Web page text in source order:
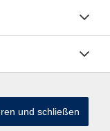
und in der Natur
im beruflichen Alltag
und schließen